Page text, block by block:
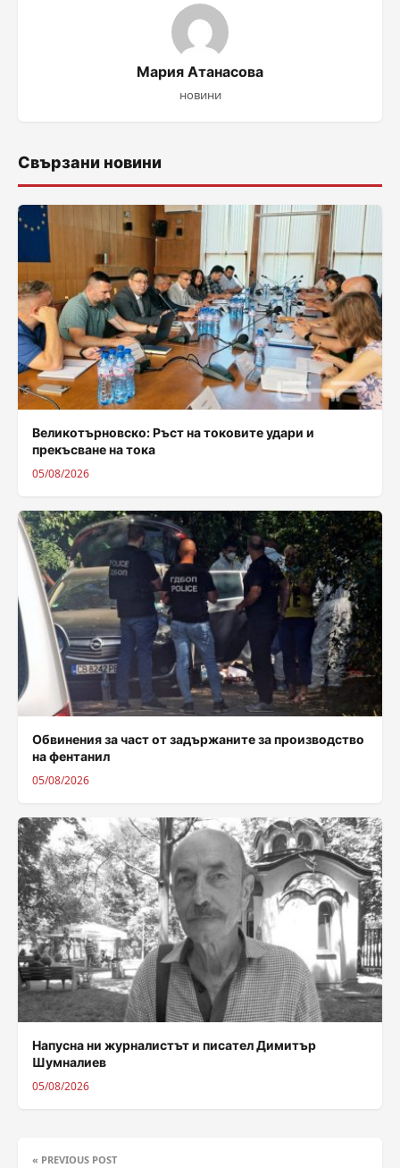
Мария Атанасова
новини
Свързани новини
Великотърновско: Ръст на токовите удари и
прекъсване на тока
05/08/2026
Обвинения за част от задържаните за производство
на фентанил
05/08/2026
Напусна ни журналистът и писател Димитър
Шумналиев
05/08/2026
« PREVIOUS POST